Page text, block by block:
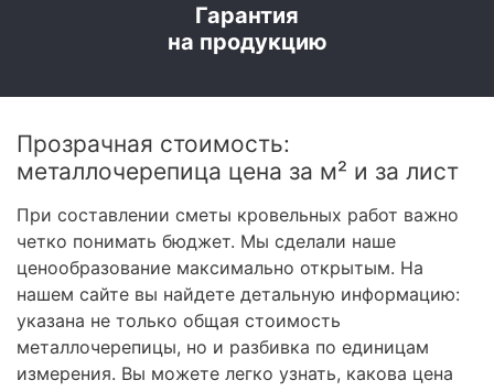
Гарантия
на продукцию
Прозрачная стоимость:
металлочерепица цена за м² и за лист
При составлении сметы кровельных работ важно
четко понимать бюджет. Мы сделали наше
ценообразование максимально открытым. На
нашем сайте вы найдете детальную информацию:
указана не только общая стоимость
металлочерепицы, но и разбивка по единицам
измерения. Вы можете легко узнать, какова цена